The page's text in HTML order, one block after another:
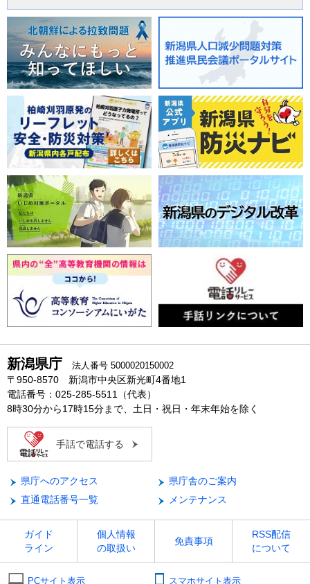
新潟県庁 法人番号 5000020150002
〒950-8570 新潟市中央区新光町4番地1
電話番号：025-285-5511（代表）
8時30分から17時15分まで、土日・祝日・年末年始を除く
手話で電話する
県庁へのアクセス
県庁舎のご案内
直通電話番号一覧
メンテナンス
ガイド
ライン
個人情報
の取扱い
免責事項
RSS配信
について
PCサイト表示 スマホサイト表示